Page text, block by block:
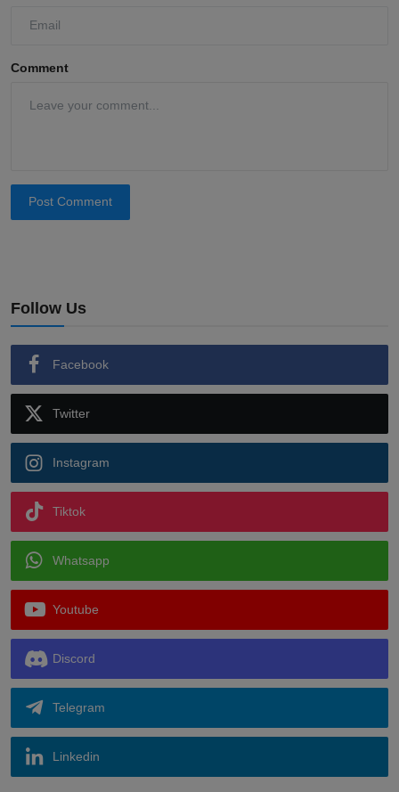
Comment
Post Comment
Follow Us
Facebook
Twitter
Instagram
Tiktok
Whatsapp
Youtube
Discord
Telegram
Linkedin